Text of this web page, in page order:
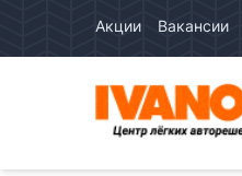
Акции Вакансии